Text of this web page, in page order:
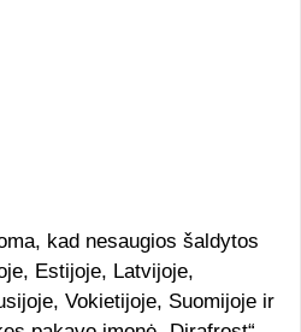
kad nesaugios šaldytos
Estijoje, Latvijoje,
Vokietijoje, Suomijoje ir